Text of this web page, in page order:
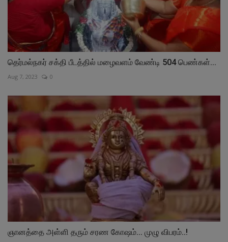
தெர்மல்நகர் சக்தி பீடத்தில் மழைவளம் வேண்டி 504 பெண்கள்...
Aug 7, 2023 0
ஞானத்தை அள்ளி தரும் சரண கோஷம்... முழு விபரம்..!